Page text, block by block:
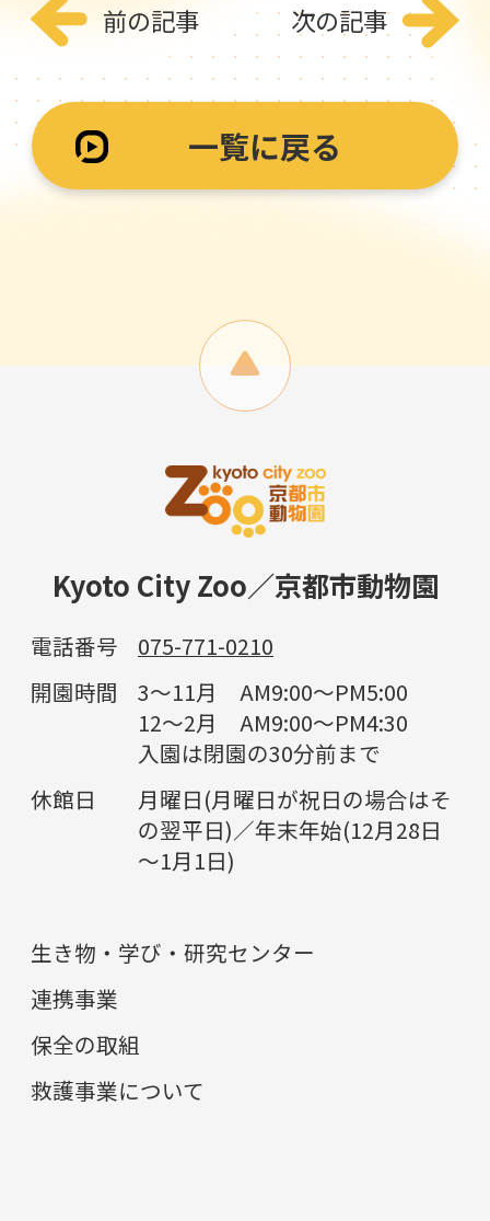
前の記事
一覧に戻る
次の記事
Kyoto City Zoo／京都市動物園
電話番号
075-771-0210
開園時間
3～11月 AM9:00～PM5:00
12～2月 AM9:00～PM4:30
入園は閉園の30分前まで
休館日
月曜日(月曜日が祝日の場合はそ
の翌平日)／年末年始(12月28日
～1月1日)
生き物・学び・研究センター
連携事業
保全の取組
救護事業について